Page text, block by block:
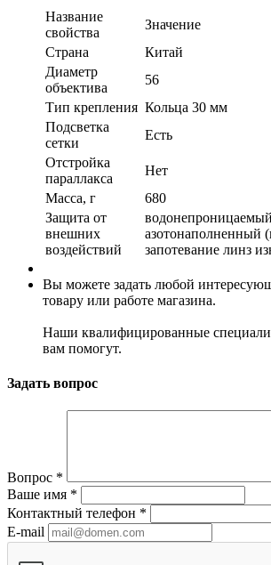
Название
свойства
Значение
Страна
Китай
Диаметр
объектива
56
Тип крепления Кольца 30 мм
Подсветка
сетки
Есть
Отстройка
параллакса
Нет
Масса, г
680
Защита от
внешних
воздействий
азотонаполненный
запотевание линз
Вы можете задать любой
товару или работе магазина.
Наши квалифицированные
вам помогут.
Задать вопрос
Вопрос *
Ваше имя *
Контактный телефон *
E-mail